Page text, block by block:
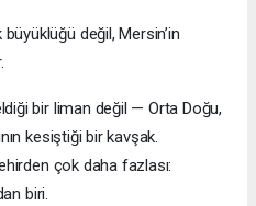
değil, Mersin’in
bir liman değil — Orta Doğu,
kesiştiği bir kavşak.
çok daha fazlası:
biri.